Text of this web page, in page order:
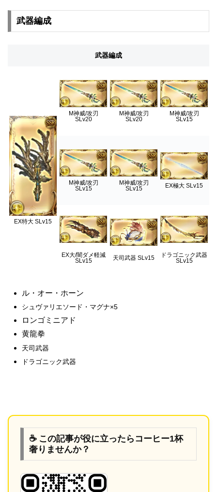
武器編成
武器編成
EX特大 SLv15
M神威/攻刃
SLv20
M神威/攻刃
SLv20
M神威/攻刃
SLv15
M神威/攻刃
SLv15
M神威/攻刃
SLv15
EX極大 SLv15
EX大/闇ダメ軽減
SLv15
天司武器 SLv15
ドラゴニック武器
SLv15
ル・オー・ホーン
シュヴァリエソード・マグナ×5
ロンゴミニアド
黄龍拳
天司武器
ドラゴニック武器
☕ この記事が役に立ったらコーヒー1杯
奢りませんか？